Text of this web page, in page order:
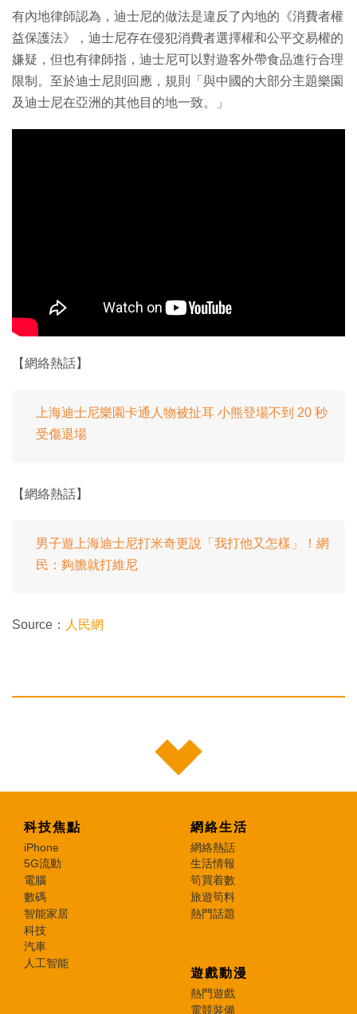
有內地律師認為，迪士尼的做法是違反了內地的《消費者權
益保護法》，迪士尼存在侵犯消費者選擇權和公平交易權的
嫌疑，但也有律師指，迪士尼可以對遊客外帶食品進行合理
限制。至於迪士尼則回應，規則「與中國的大部分主題樂園
及迪士尼在亞洲的其他目的地一致。」
【網絡熱話】
上海迪士尼樂園卡通人物被扯耳 小熊登場不到 20 秒
受傷退場
【網絡熱話】
男子遊上海迪士尼打米奇更說「我打他又怎樣」！網
民：夠膽就打維尼
Source： 人民網
科技焦點
iPhone
5G流動
電腦
數碼
智能家居
科技
汽車
人工智能
網絡生活
網絡熱話
生活情報
筍買着數
旅遊筍料
熱門話題
遊戲動漫
熱門遊戲
電競裝備